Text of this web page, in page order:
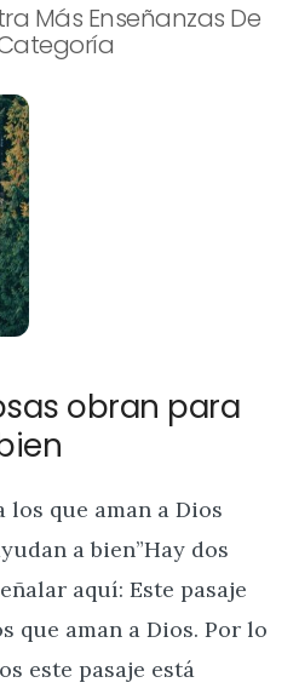
Más Enseñanzas De
obran para
los que aman a Dios
a bien”Hay dos
aquí: Este pasaje
que aman a Dios. Por lo
este pasaje está